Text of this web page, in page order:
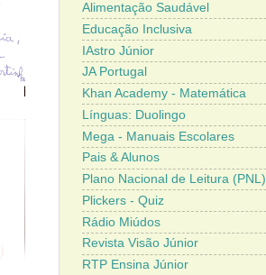
Alimentação Saudável
Educação Inclusiva
IAstro Júnior
JA Portugal
Khan Academy - Matemática
Línguas: Duolingo
Mega - Manuais Escolares
Pais & Alunos
Plano Nacional de Leitura (PNL)
Plickers - Quiz
Rádio Miúdos
Revista Visão Júnior
RTP Ensina Júnior